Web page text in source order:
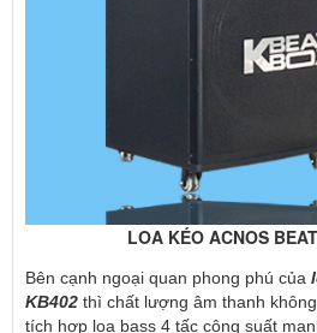
LOA KÉO ACNOS
Bên cạnh ngoại quan phong phú của
KB402 thì chất lượng âm thanh
tích hợp loa bass 4 tấc công suất